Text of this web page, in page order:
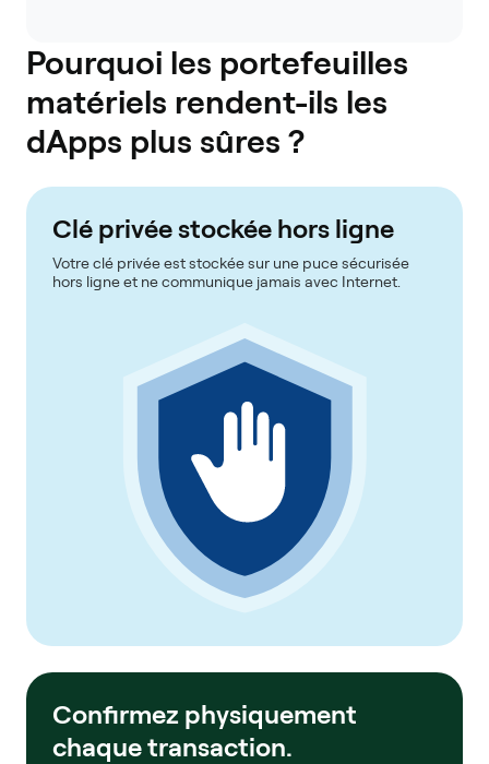
Pourquoi les portefeuilles
matériels rendent-ils les
dApps plus sûres ?
Clé privée stockée hors ligne
Votre clé privée est stockée sur une puce sécurisée
hors ligne et ne communique jamais avec Internet.
Confirmez physiquement
chaque transaction.